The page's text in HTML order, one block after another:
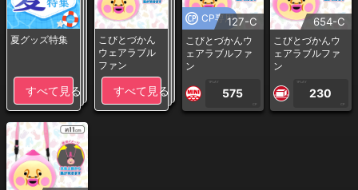
夏グッズ特集
すべて見る
こびとづかん
ウェアラブル
ファン
すべて見る
CP専用127-C
こびとづかんウ
ェアラブルファ
ン
1PLAY
575
CP
654-C
こびとづかんウ
ェアラブルファ
ン
1PLAY
230
CP